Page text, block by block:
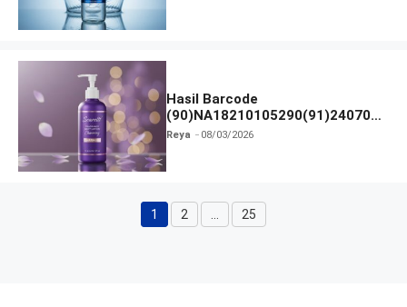
Hasil Barcode
(90)NA18210105290(91)240703
dan Izin BPOM
Reya 08/03/2026
Halaman
1 Halaman
2 … Halaman
25